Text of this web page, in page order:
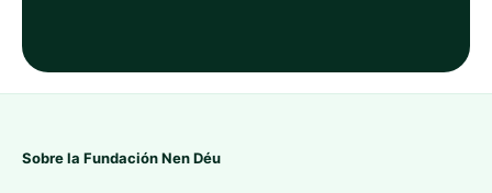
Sobre la Fundación Nen Déu